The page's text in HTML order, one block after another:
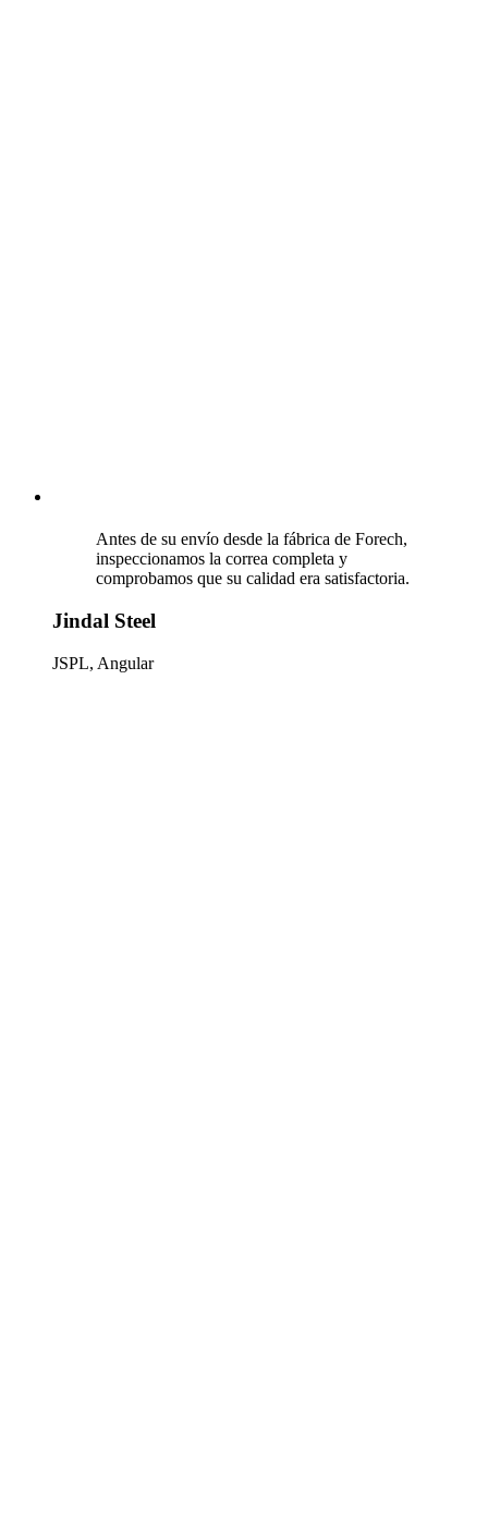
Antes de su envío desde la fábrica de Forech,
inspeccionamos la correa completa y
comprobamos que su calidad era satisfactoria.
Jindal Steel
JSPL, Angular